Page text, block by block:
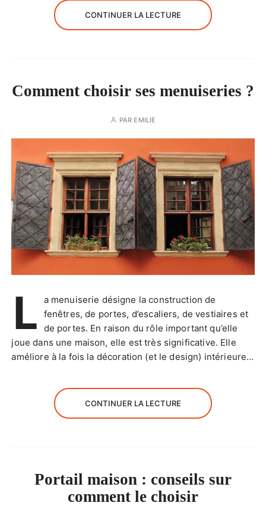
CONTINUER LA LECTURE
Comment choisir ses menuiseries ?
PAR EMILIE
L
a menuiserie désigne la construction de
fenêtres, de portes, d’escaliers, de vestiaires et
de portes. En raison du rôle important qu’elle
joue dans une maison, elle est très significative. Elle
améliore à la fois la décoration (et le design) intérieure…
CONTINUER LA LECTURE
Portail maison : conseils sur
comment le choisir